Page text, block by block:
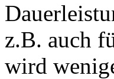
z.B. auch
wird